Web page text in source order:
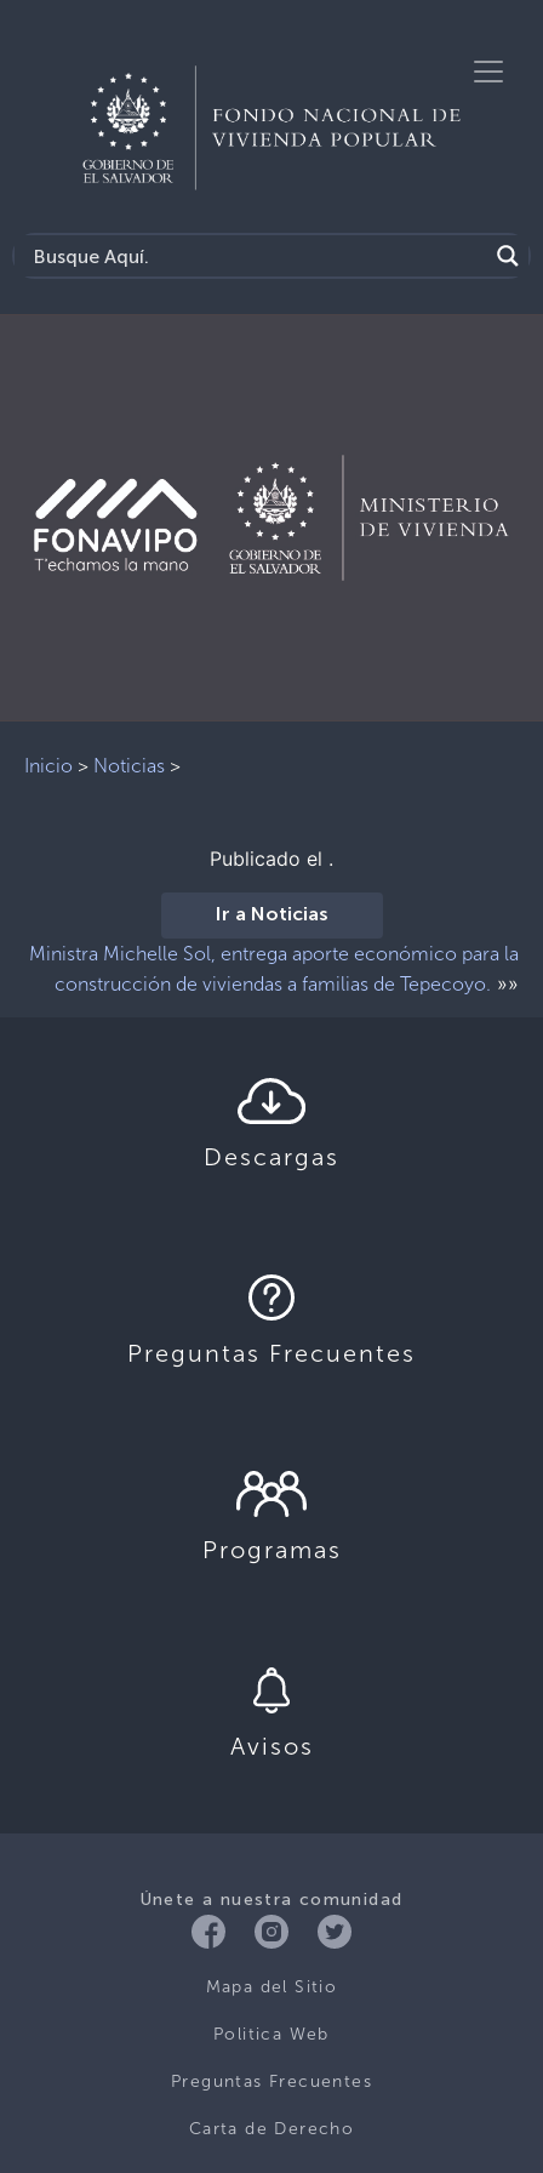
Inicio > Noticias >
Publicado el .
Ir a Noticias
Ministra Michelle Sol, entrega aporte económico para la
construcción de viviendas a familias de Tepecoyo. »»
Descargas
Preguntas Frecuentes
Programas
Avisos
Únete a nuestra comunidad
Mapa del Sitio
Politica Web
Preguntas Frecuentes
Carta de Derecho